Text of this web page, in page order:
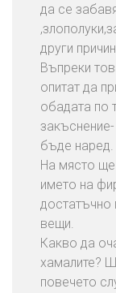
да се
други
Въпреки
опитат да
обадата по
бъде наред.
На място ще
името на
достатъчно
вещи.
Какво да
хамалите?
повечето